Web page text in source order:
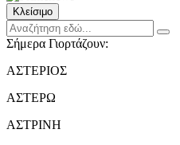
Κλείσιμο
Σήμερα Γιορτάζουν:
ΑΣΤΕΡΙΟΣ
ΑΣΤΕΡΩ
ΑΣΤΡΙΝΗ